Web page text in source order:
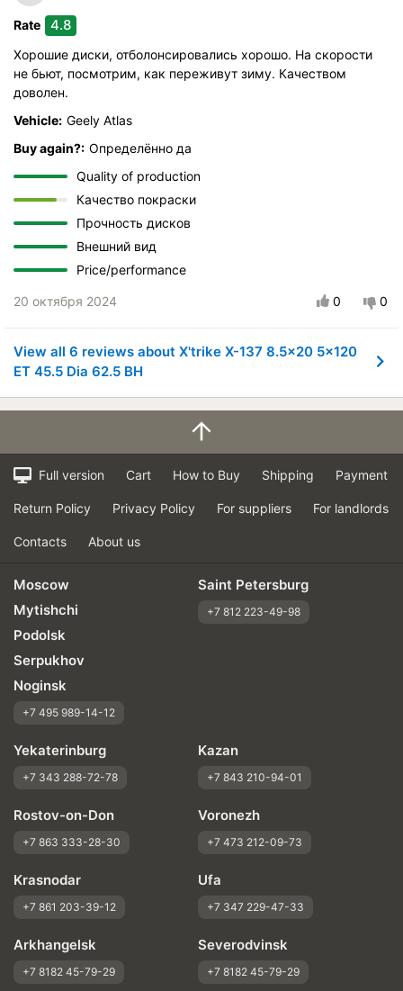
Rate 4.8
Хорошие диски, отболонсировались хорошо. На скорости
не бьют, посмотрим, как переживут зиму. Качеством
доволен.
Vehicle: Geely Atlas
Buy again?: Определённо да
Quality of production
Качество покраски
Прочность дисков
Внешний вид
Price/performance
20 октября 2024 0 0
View all 6 reviews about X'trike X-137 8.5x20 5x120
ET 45.5 Dia 62.5 BH
Full version Cart How to Buy Shipping Payment
Return Policy Privacy Policy For suppliers For landlords
Contacts About us
Moscow
Mytishchi
Podolsk
Serpukhov
Noginsk
+7 495 989-14-12
Saint Petersburg
+7 812 223-49-98
Yekaterinburg
+7 343 288-72-78
Kazan
+7 843 210-94-01
Rostov-on-Don
+7 863 333-28-30
Voronezh
+7 473 212-09-73
Krasnodar
+7 861 203-39-12
Ufa
+7 347 229-47-33
Arkhangelsk
+7 8182 45-79-29
Severodvinsk
+7 8182 45-79-29